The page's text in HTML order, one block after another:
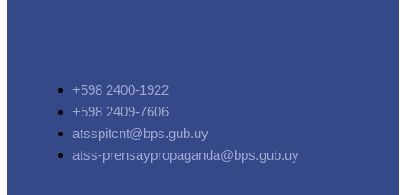
+598 2400-1922
+598 2409-7606
atsspitcnt@bps.gub.uy
atss-prensaypropaganda@bps.gub.uy